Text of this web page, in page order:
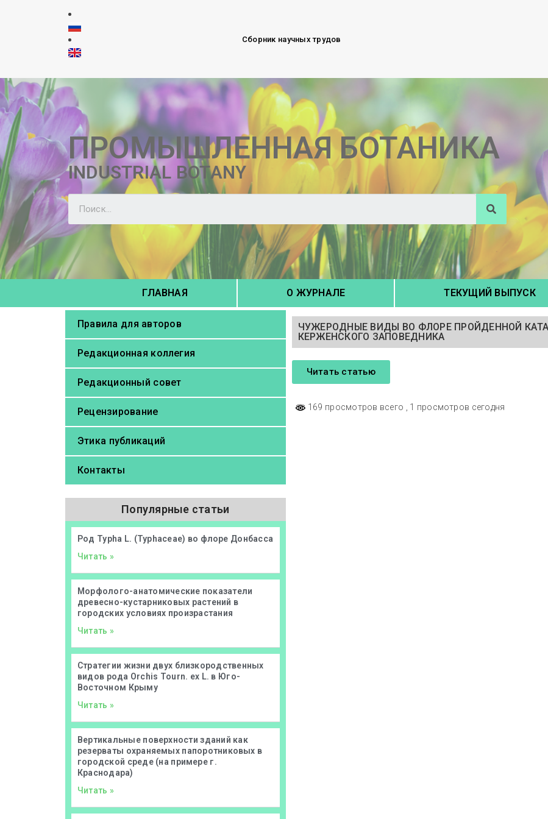
Сборник научных трудов
ПРОМЫШЛЕННАЯ БОТАНИКА
INDUSTRIAL BOTANY
ГЛАВНАЯ О ЖУРНАЛЕ ТЕКУЩИЙ ВЫПУСК
Правила для авторов
Редакционная коллегия
Редакционный совет
Рецензирование
Этика публикаций
Контакты
Популярные статьи
Род Typha L. (Typhaceae) во флоре Донбасса
Читать »
Морфолого-анатомические показатели
древесно-кустарниковых растений в
городских условиях произрастания
Читать »
Стратегии жизни двух близкородственных
видов рода Orchis Tourn. ex L. в Юго-
Восточном Крыму
Читать »
Вертикальные поверхности зданий как
резерваты охраняемых папоротниковых в
городской среде (на примере г.
Краснодара)
Читать »
ЧУЖЕРОДНЫЕ ВИДЫ ВО ФЛОРЕ ПРОЙДЕННОЙ
КЕРЖЕНСКОГО ЗАПОВЕДНИКА
Читать статью
169 просмотров всего , 1 просмотров сегодня